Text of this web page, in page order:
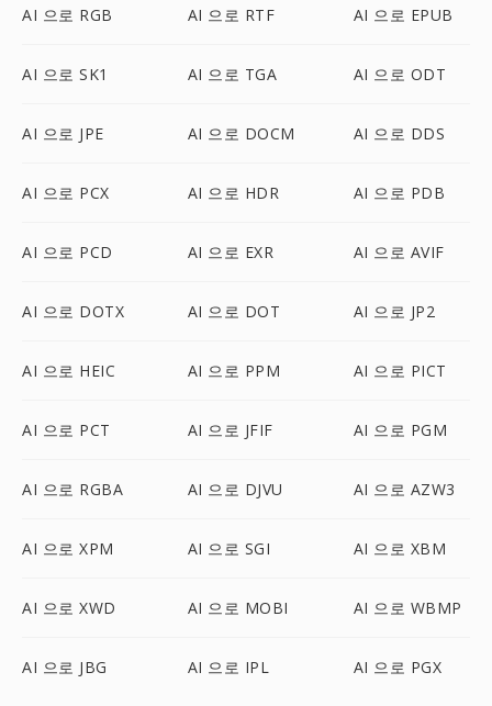
AI 으로 RGB AI 으로 RTF AI 으로 EPUB
AI 으로 SK1 AI 으로 TGA AI 으로 ODT
AI 으로 JPE AI 으로 DOCM AI 으로 DDS
AI 으로 PCX AI 으로 HDR AI 으로 PDB
AI 으로 PCD AI 으로 EXR AI 으로 AVIF
AI 으로 DOTX AI 으로 DOT AI 으로 JP2
AI 으로 HEIC AI 으로 PPM AI 으로 PICT
AI 으로 PCT AI 으로 JFIF AI 으로 PGM
AI 으로 RGBA AI 으로 DJVU AI 으로 AZW3
AI 으로 XPM AI 으로 SGI AI 으로 XBM
AI 으로 XWD AI 으로 MOBI AI 으로 WBMP
AI 으로 JBG AI 으로 IPL AI 으로 PGX